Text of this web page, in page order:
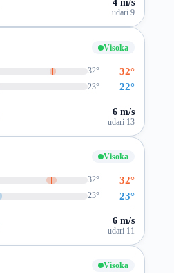
4 m/s
udari 9
Visoka
32° 32°
23° 22°
6 m/s
udari 13
Visoka
32° 32°
23° 23°
6 m/s
udari 11
Visoka